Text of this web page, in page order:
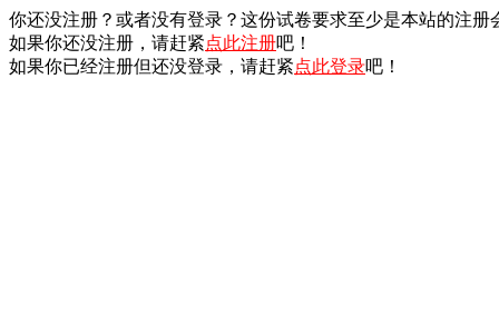
你还没注册？或者没有登录？这份试卷要求至少是本站的注册
如果你还没注册，请赶紧点此注册吧！
如果你已经注册但还没登录，请赶紧点此登录吧！